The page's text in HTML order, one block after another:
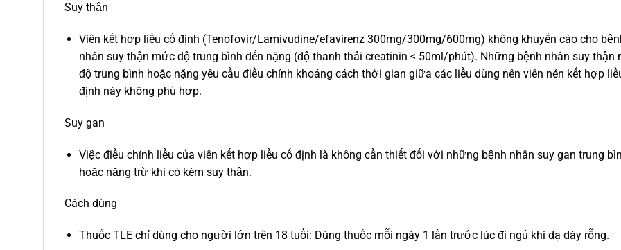
Suy thận
Viên kết hợp liều cố định (Tenofovir/Lamivudine/efavirenz 300mg/300mg/600mg) không khuyến cáo cho
nhân suy thận mức độ trung bình đến nặng (độ thanh thải creatinin < 50ml/phút). Những bệnh nhân suy thận
độ trung bình hoặc nặng yêu cầu điều chỉnh khoảng cách thời gian giữa các liều dùng nên viên nén kết hợp
định này không phù hợp.
Suy gan
Việc điều chỉnh liều của viên kết hợp liều cố định là không cần thiết đối với những bệnh nhân suy gan trung
hoặc nặng trừ khi có kèm suy thận.
Cách dùng
Thuốc TLE chỉ dùng cho người lớn trên 18 tuổi: Dùng thuốc mỗi ngày 1 lần trước lúc đi ngủ khi dạ dày rỗng.